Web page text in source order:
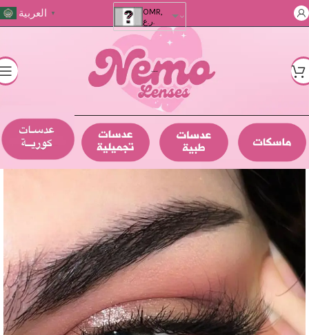
العربية ▼
OMR,
ر.ع.